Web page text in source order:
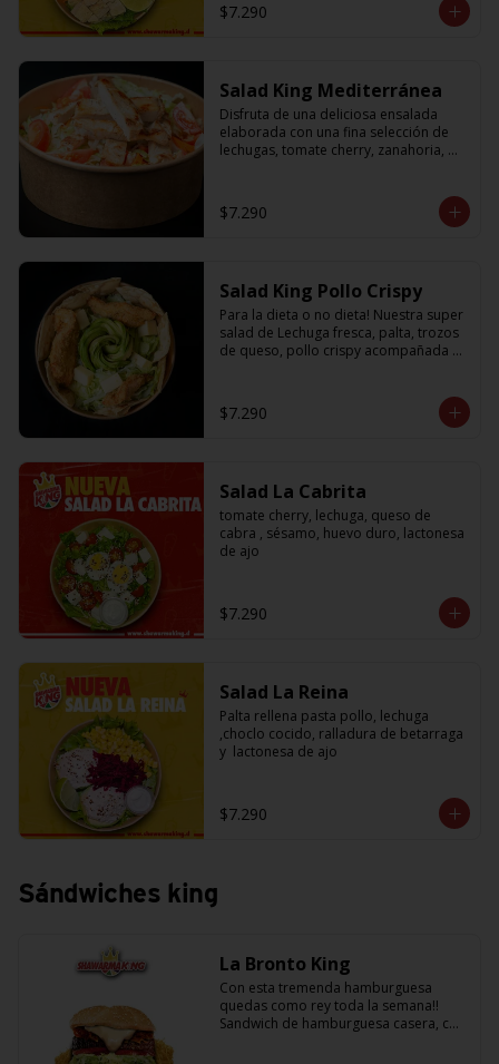
$7.290
Salad King Mediterránea
Disfruta de una deliciosa ensalada
elaborada con una fina selección de
lechugas, tomate cherry, zanahoria,
$7.290
Salad King Pollo Crispy
Para la dieta o no dieta! Nuestra super
salad de Lechuga fresca, palta, trozos
de queso, pollo crispy acompañada
$7.290
Salad La Cabrita
tomate cherry, lechuga, queso de
cabra , sésamo, huevo duro, lactonesa
de ajo
$7.290
Salad La Reina
Palta rellena pasta pollo, lechuga
,choclo cocido, ralladura de betarraga
y  lactonesa de ajo
$7.290
Sándwiches king
La Bronto King
Con esta tremenda hamburguesa
quedas como rey toda la semana!!
Sandwich de hamburguesa casera, con